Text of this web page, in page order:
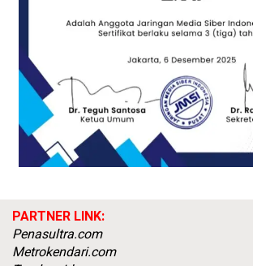
PARTNER LINK:
Penasultra.com
Metrokendari.com